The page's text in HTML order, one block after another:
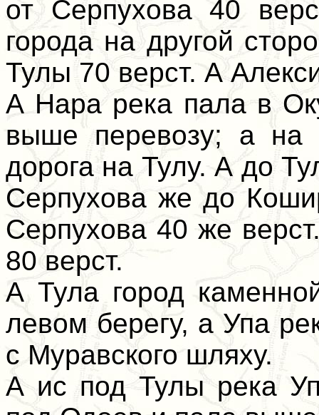
от Серпухова 40
города на другой
Тулы 70 верст. А
А Нара река пала в
выше перевозу; а на
дорога на Тулу. А до
Серпухова же до
Серпухова 40 же
80 верст.
А Тула город
левом берегу, а Упа
с Муравского шляху.
А ис под Тулы река